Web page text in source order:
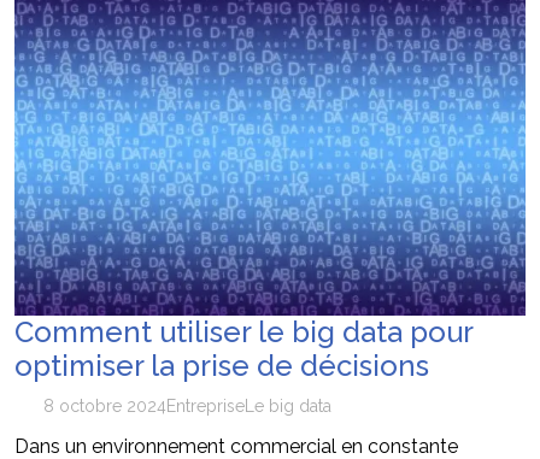
Comment utiliser le big data pour
optimiser la prise de décisions
8 octobre 2024EntrepriseLe big data
Dans un environnement commercial en constante